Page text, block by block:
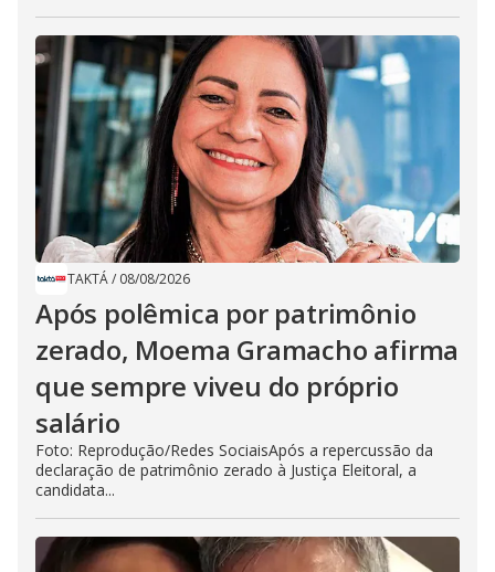
TAKTÁ/ 08/08/2026
Após polêmica por patrimônio
zerado, Moema Gramacho afirma
que sempre viveu do próprio
salário
Foto: Reprodução/Redes SociaisApós a repercussão da
declaração de patrimônio zerado à Justiça Eleitoral, a
candidata...